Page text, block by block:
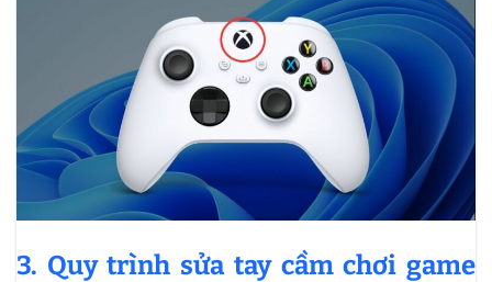
3. Quy trình sửa tay cầm chơi game